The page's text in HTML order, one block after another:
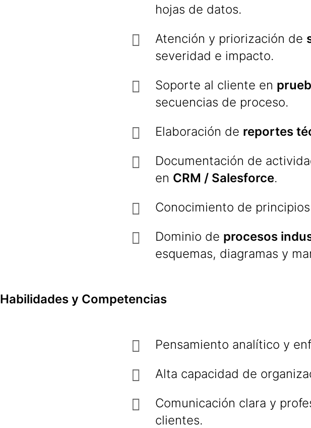
hojas de datos.
Atención y priorización de
severidad e impacto.
Soporte al cliente en
secuencias de proceso.
Elaboración de reportes
Documentación de
en CRM / Salesforce.
Conocimiento de
Dominio de procesos
esquemas, diagramas y
Habilidades y Competencias
Pensamiento analítico y
Alta capacidad de
Comunicación clara y
clientes.